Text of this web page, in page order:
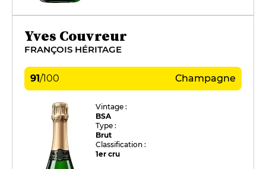
Yves Couvreur
FRANÇOIS HÉRITAGE
91/100 Champagne
Vintage :
BSA
Type :
Brut
Classification :
1er cru